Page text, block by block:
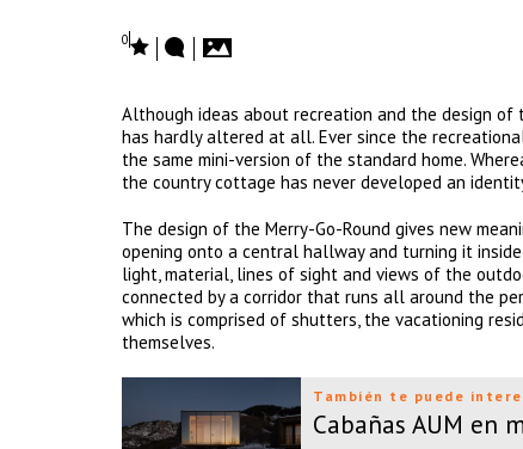
0
Although ideas about recreation and the design
has hardly altered at all. Ever since the
the same mini-version of the standard home.
the country cottage has never developed an
The design of the Merry-Go-Round gives new
opening onto a central hallway and turning it
light, material, lines of sight and views of the
connected by a corridor that runs all around the
which is comprised of shutters, the vacationing
themselves.
También te puede
Cabañas AUM en